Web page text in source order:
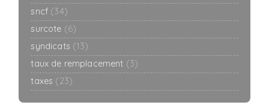
sncf (34)
surcote (6)
syndicats (13)
taux de remplacement (3)
taxes (23)